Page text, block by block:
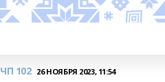
ЧП 102 26 НОЯБРЯ 2023, 11:54